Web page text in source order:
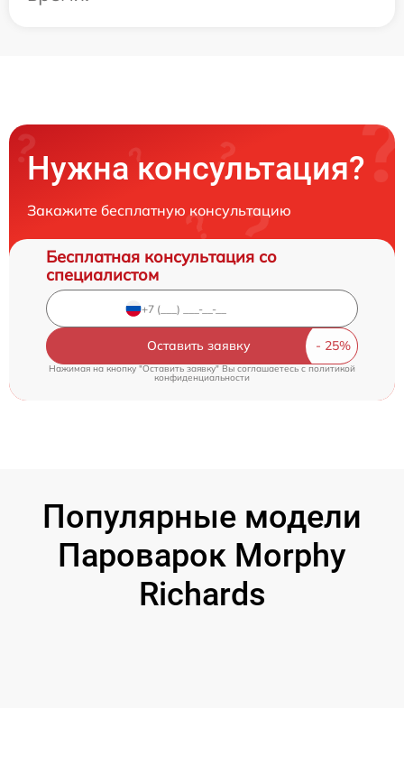
Нужна консультация?
Закажите бесплатную консультацию
Бесплатная консультация со
специалистом
Оставить заявку
Нажимая на кнопку "Оставить заявку" Вы соглашаетесь cполитикой
конфиденциальности
Популярные модели
Пароварок Morphy
Richards